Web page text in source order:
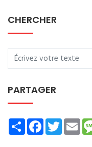
CHERCHER
PARTAGER
ShareFacebookTwitter